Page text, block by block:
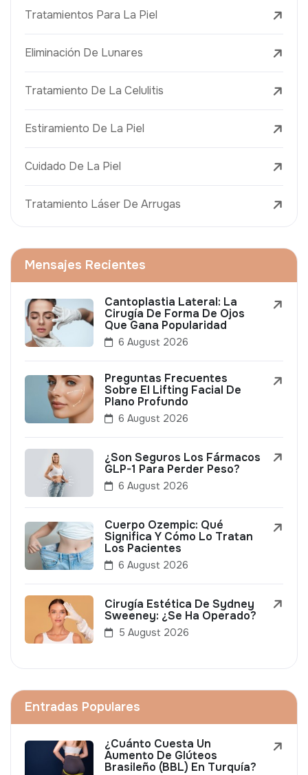
Tratamientos Para La Piel
Eliminación De Lunares
Tratamiento De La Celulitis
Estiramiento De La Piel
Cuidado De La Piel
Tratamiento Láser De Arrugas
Mensajes Recientes
Cantoplastia Lateral: La
Cirugía De Forma De Ojos
Que Gana Popularidad
6 August 2026
Preguntas Frecuentes
Sobre El Lifting Facial De
Plano Profundo
6 August 2026
¿Son Seguros Los Fármacos
GLP-1 Para Perder Peso?
6 August 2026
Cuerpo Ozempic: Qué
Significa Y Cómo Lo Tratan
Los Pacientes
6 August 2026
Cirugía Estética De Sydney
Sweeney: ¿Se Ha Operado?
5 August 2026
Entradas Populares
¿Cuánto Cuesta Un
Aumento De Glúteos
Brasileño (BBL) En Turquía?